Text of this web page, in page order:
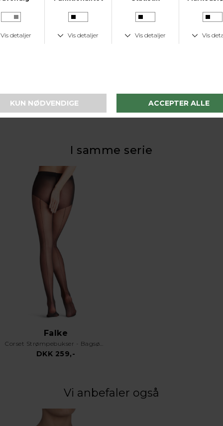
KUNDESERVICE
Tlf. 24 59 87 63
LAV FRAGTPRIS
Fast lav fragtpris på 19 kr.
I samme serie
Falke
Corset Strømpebukser - Bagsøm - 20 Den - Black
DKK 259,-
Vi anbefaler også